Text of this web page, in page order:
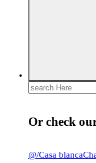
Search
for:
Or check
@/Casa blanca